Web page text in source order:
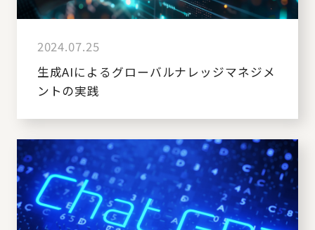
2024.07.25
生成AIによるグローバルナレッジマネジメ
ントの実践